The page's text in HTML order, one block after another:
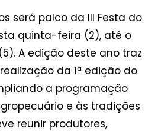
será palco da III Festa do
quinta-feira (2), até o
A edição deste ano traz
da 1ª edição do
a programação
e às tradições
reunir produtores,